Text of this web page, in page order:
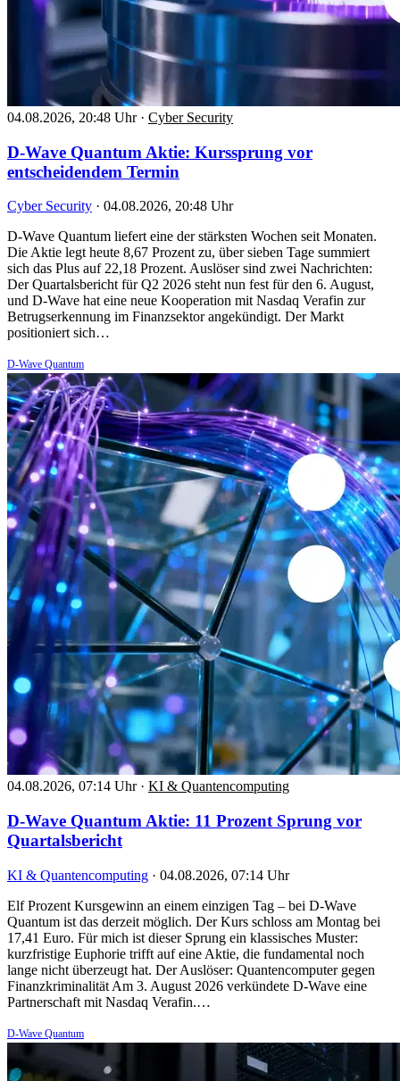
04.08.2026, 20:48 Uhr · Cyber Security
D-Wave Quantum Aktie: Kurssprung vor
entscheidendem Termin
Cyber Security · 04.08.2026, 20:48 Uhr
D-Wave Quantum liefert eine der stärksten Wochen seit Monaten.
Die Aktie legt heute 8,67 Prozent zu, über sieben Tage summiert
sich das Plus auf 22,18 Prozent. Auslöser sind zwei Nachrichten:
Der Quartalsbericht für Q2 2026 steht nun fest für den 6. August,
und D-Wave hat eine neue Kooperation mit Nasdaq Verafin zur
Betrugserkennung im Finanzsektor angekündigt. Der Markt
positioniert sich…
D-Wave Quantum
04.08.2026, 07:14 Uhr · KI & Quantencomputing
D-Wave Quantum Aktie: 11 Prozent Sprung vor
Quartalsbericht
KI & Quantencomputing · 04.08.2026, 07:14 Uhr
Elf Prozent Kursgewinn an einem einzigen Tag – bei D-Wave
Quantum ist das derzeit möglich. Der Kurs schloss am Montag bei
17,41 Euro. Für mich ist dieser Sprung ein klassisches Muster:
kurzfristige Euphorie trifft auf eine Aktie, die fundamental noch
lange nicht überzeugt hat. Der Auslöser: Quantencomputer gegen
Finanzkriminalität Am 3. August 2026 verkündete D-Wave eine
Partnerschaft mit Nasdaq Verafin.…
D-Wave Quantum